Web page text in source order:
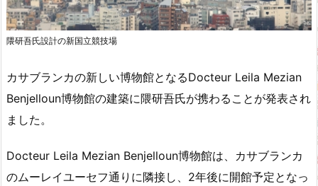
隈研吾氏設計の新国立競技場
カサブランカの新しい博物館となるDocteur Leila Mezian
Benjelloun博物館の建築に隈研吾氏が携わることが発表され
ました。
Docteur Leila Mezian Benjelloun博物館は、カサブランカ
のムーレイユーセフ通りに隣接し、2年後に開館予定となっ